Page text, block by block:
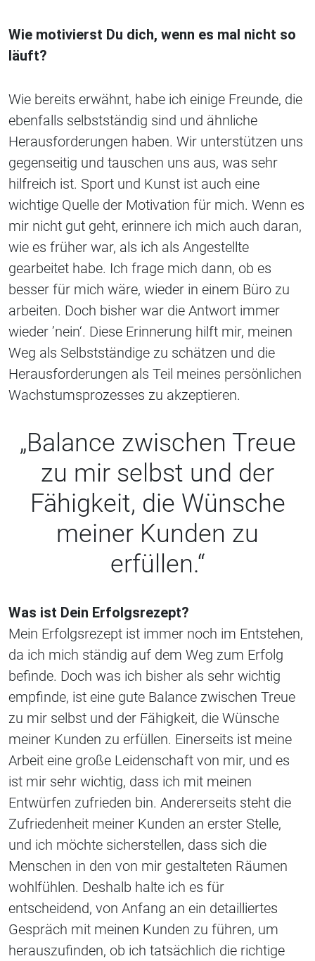
Wie motivierst Du dich, wenn es mal nicht so
läuft?
Wie bereits erwähnt, habe ich einige Freunde, die
ebenfalls selbstständig sind und ähnliche
Herausforderungen haben. Wir unterstützen uns
gegenseitig und tauschen uns aus, was sehr
hilfreich ist. Sport und Kunst ist auch eine
wichtige Quelle der Motivation für mich. Wenn es
mir nicht gut geht, erinnere ich mich auch daran,
wie es früher war, als ich als Angestellte
gearbeitet habe. Ich frage mich dann, ob es
besser für mich wäre, wieder in einem Büro zu
arbeiten. Doch bisher war die Antwort immer
wieder ’nein‘. Diese Erinnerung hilft mir, meinen
Weg als Selbstständige zu schätzen und die
Herausforderungen als Teil meines persönlichen
Wachstumsprozesses zu akzeptieren.
„Balance zwischen Treue
zu mir selbst und der
Fähigkeit, die Wünsche
meiner Kunden zu
erfüllen.“
Was ist Dein Erfolgsrezept?
Mein Erfolgsrezept ist immer noch im Entstehen,
da ich mich ständig auf dem Weg zum Erfolg
befinde. Doch was ich bisher als sehr wichtig
empfinde, ist eine gute Balance zwischen Treue
zu mir selbst und der Fähigkeit, die Wünsche
meiner Kunden zu erfüllen. Einerseits ist meine
Arbeit eine große Leidenschaft von mir, und es
ist mir sehr wichtig, dass ich mit meinen
Entwürfen zufrieden bin. Andererseits steht die
Zufriedenheit meiner Kunden an erster Stelle,
und ich möchte sicherstellen, dass sich die
Menschen in den von mir gestalteten Räumen
wohlfühlen. Deshalb halte ich es für
entscheidend, von Anfang an ein detailliertes
Gespräch mit meinen Kunden zu führen, um
herauszufinden, ob ich tatsächlich die richtige